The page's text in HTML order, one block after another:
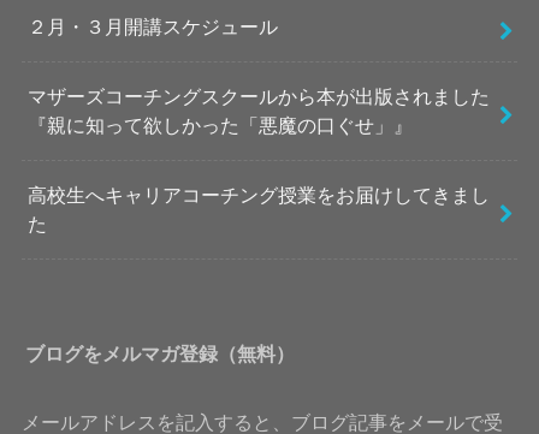
２月・３月開講スケジュール
マザーズコーチングスクールから本が出版されました
『親に知って欲しかった「悪魔の口ぐせ」』
高校生へキャリアコーチング授業をお届けしてきまし
た
ブログをメルマガ登録（無料）
メールアドレスを記入すると、ブログ記事をメールで受